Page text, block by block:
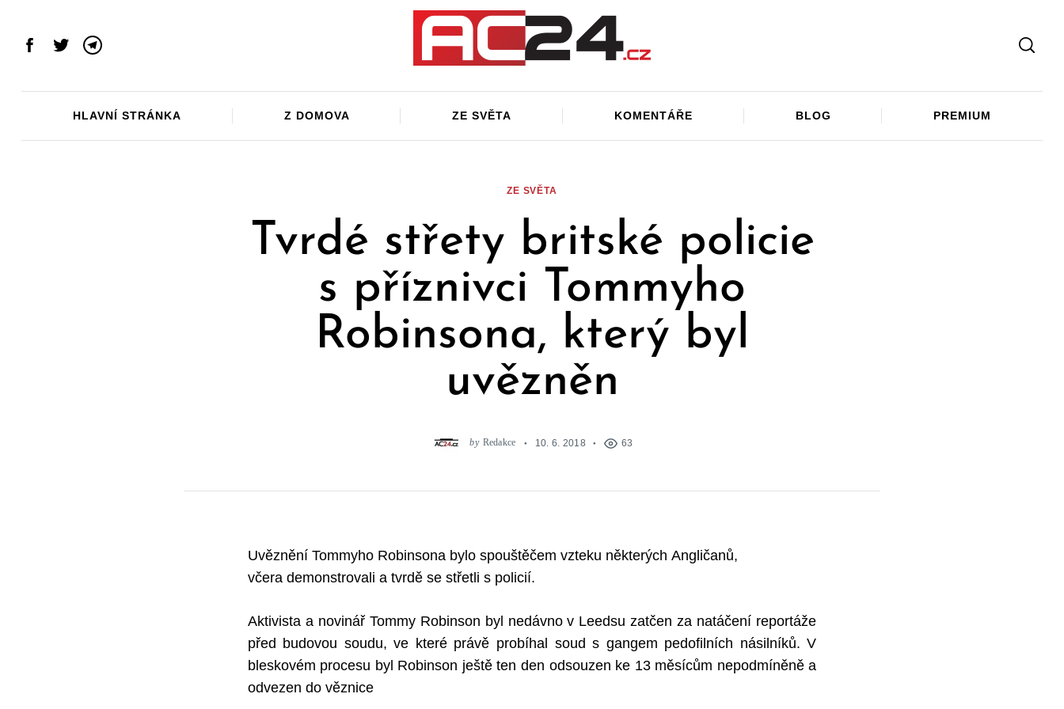
contentFacebook
TwitterTelegram
HLAVNÍ STRÁNKA Z DOMOVA ZE SVĚTA KOMENTÁŘE BLOG PREMIUM
ZE SVĚTA
Tvrdé střety britské policie
s příznivci Tommyho
Robinsona, který byl
uvězněn
by Redakce 10. 6. 2018 63
Uvěznění Tommyho Robinsona bylo spouštěčem vzteku některých Angličanů,
včera demonstrovali a tvrdě se střetli s policií.
Aktivista a novinář Tommy Robinson byl nedávno v Leedsu zatčen za natáčení reportáže
před budovou soudu, ve které právě probíhal soud s gangem pedofilních násilníků. V
bleskovém procesu byl Robinson ještě ten den odsouzen ke 13 měsícům nepodmíněně a
odvezen do věznice